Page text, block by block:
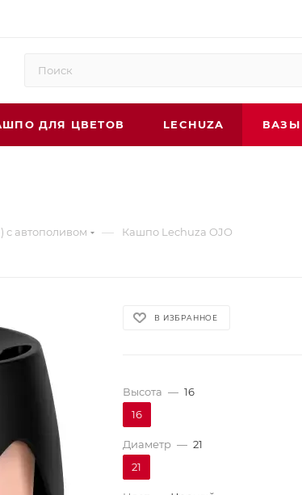
ДЛЯ ЦВЕТОВ LECHUZA ВАЗЫ
с автополивом — Кашпо Lechuza OJO
В ИЗБРАННОЕ
Высота — 16
16
Диаметр — 21
21